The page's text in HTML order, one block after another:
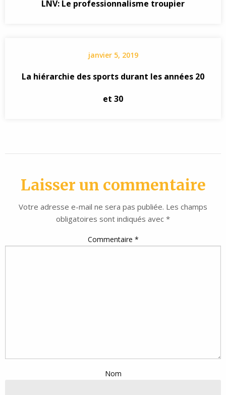
LNV: Le professionnalisme troupier
janvier 5, 2019
La hiérarchie des sports durant les années 20
et 30
Laisser un commentaire
Votre adresse e-mail ne sera pas publiée. Les champs
obligatoires sont indiqués avec *
Commentaire *
Nom